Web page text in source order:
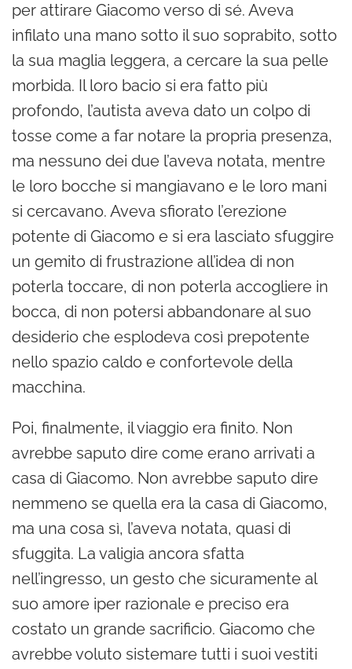
per attirare Giacomo verso di sé. Aveva
infilato una mano sotto il suo soprabito, sotto
la sua maglia leggera, a cercare la sua pelle
morbida. Il loro bacio si era fatto più
profondo, l’autista aveva dato un colpo di
tosse come a far notare la propria presenza,
ma nessuno dei due l’aveva notata, mentre
le loro bocche si mangiavano e le loro mani
si cercavano. Aveva sfiorato l’erezione
potente di Giacomo e si era lasciato sfuggire
un gemito di frustrazione all’idea di non
poterla toccare, di non poterla accogliere in
bocca, di non potersi abbandonare al suo
desiderio che esplodeva così prepotente
nello spazio caldo e confortevole della
macchina.
Poi, finalmente, il viaggio era finito. Non
avrebbe saputo dire come erano arrivati a
casa di Giacomo. Non avrebbe saputo dire
nemmeno se quella era la casa di Giacomo,
ma una cosa sì, l’aveva notata, quasi di
sfuggita. La valigia ancora sfatta
nell’ingresso, un gesto che sicuramente al
suo amore iper razionale e preciso era
costato un grande sacrificio. Giacomo che
avrebbe voluto sistemare tutti i suoi vestiti